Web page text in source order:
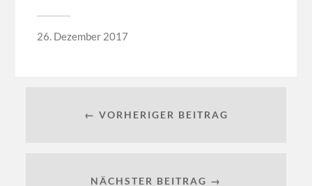
26. Dezember 2017
← VORHERIGER BEITRAG
NÄCHSTER BEITRAG →